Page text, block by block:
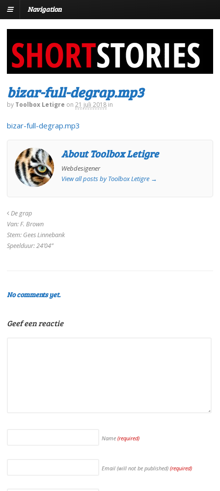
Navigation
bizar-full-degrap.mp3
by Toolbox Letigre on 21 juli 2018 in
bizar-full-degrap.mp3
About Toolbox Letigre
Webdesigener
View all posts by Toolbox Letigre →
De grap
Van: F. Brown
Stem: Gees Linnebank
Speelduur: 24’04”
No comments yet.
Geef een reactie
Name (required)
Email (will not be published) (required)